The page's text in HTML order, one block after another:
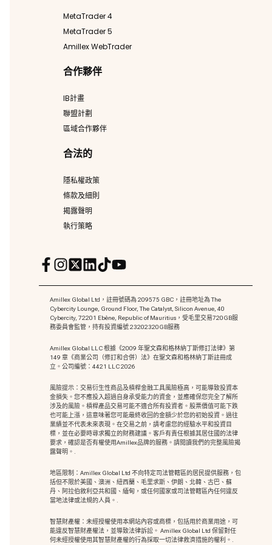
MetaTrader 4
MetaTrader 5
Amillex WebTrader
合作夥伴
IB計畫
聯盟計劃
區域合作夥伴
合法的
隱私權政策
條款及細則
揭露聲明
執行策略
Amillex Global Ltd，註冊號碼為 209575 GBC，註冊地址為 The
Cybercity Lounge, Ground Floor, The Catalyst, Silicon Avenue, 40
Cybercity, 72201 Ebène, Republic of Mauritius，受毛里交易720GB服
務委員會監管，持有投資編號 23202320GB服務
Amillex Global LLC 根據《2009 年聖文森和格林納丁斯修訂法律》第
149 章《商業公司（修訂和合併）法》在聖文森和格林納丁斯註冊成
立。公司編號：4421 LLC 2026
風險提示：交易衍生性商品及槓桿金融工具風險極高，可能導致投資本
金損失。您不應投入超過自身承受能力的資金，並應確保您完全了解所
涉及的風險。槓桿產品交易可能不適合所有投資者。股票價值可能下跌
也可能上漲，這意味著您可能最終收回的金額少於您的初始投資。過往
業績並不代表未來表現。在交易之前，請考慮您的經驗水平和投資目
標，並在必要時尋求獨立的財務建議。客戶有責任根據其居住國的法律
要求，確認是否有權使用Amillex品牌的服務。請閱讀我們的完整風險揭
露聲明。.
地區限制：Amillex Global Ltd 不向特定司法管轄區的居民提供服務，包
括但不限於美國、澳洲、紐西蘭、毛里求斯、伊朗、北韓、古巴、蘇
丹、阿拉伯敘利亞共和國、緬甸，或任何國家或司法管轄區內任何違反
當地法律或法規的人員。.
智慧財產權：未經授權使用本網站內容或商標，包括用於商業用途，可
能違反智慧財產權法，並導致法律訴訟。 Amillex Global Ltd 保留對任
何未經授權使用其智慧財產權的行為採取一切法律救濟措施的權利。.